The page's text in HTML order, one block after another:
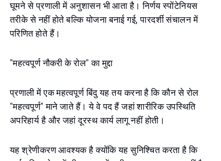
घूमने से प्रणाली में अनुशासन भी आता है। निर्णय स्पोंटेनियस
तरीके से नहीं होते बल्कि योजना बनाई गई, पारदर्शी संचालन में
परिणित होते हैं।
"महत्वपूर्ण नौकरी के रोल" का मुद्दा
प्रणाली में एक महत्वपूर्ण बिंदु यह तय करना है कि कौन से रोल
"महत्वपूर्ण" माने जाते हैं। ये वे पद हैं जहां शारीरिक उपस्थिति
अपरिहार्य है और जहां दूरस्थ कार्य लागू नहीं होती।
यह श्रेणीकरण आवश्यक है क्योंकि यह सुनिश्चित करता है कि